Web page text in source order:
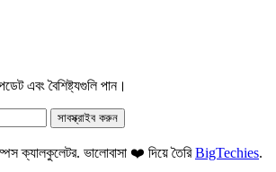
এবং বৈশিষ্ট্যগুলি পান।
সাবস্ক্রাইব করুন
ক্যালকুলেটর. ভালোবাসা ❤️ দিয়ে তৈরিBigTechies.